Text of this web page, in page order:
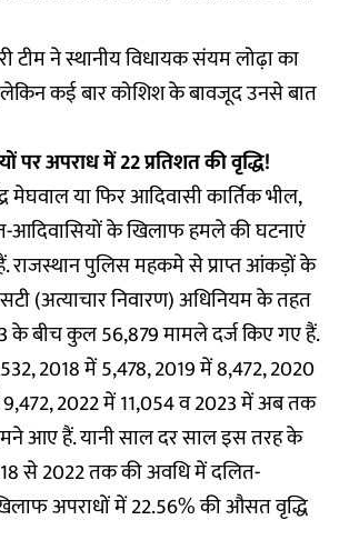
टीम ने स्थानीय विधायक संयम लोढ़ा का
लेकिन कई बार कोशिश के बावजूद उनसे बात
पर अपराध में 22 प्रतिशत की वृद्धि!
मेघवाल या फिर आदिवासी कार्तिक भील,
आदिवासियों के खिलाफ हमले की घटनाएं
राजस्थान पुलिस महकमे से प्राप्त आंकड़ों के
(अत्याचार निवारण) अधिनियम के तहत
के बीच कुल 56,879मामले दर्ज किए गए हैं.
2018 में 5,478, 2019 में 8,472, 2020
9,472, 2022 में 11,054 व 2023 में अब तक
आए हैं. यानी साल दर साल इस तरह के
से 2022 तक की अवधि में दलित-
अपराधों में 22.56% की औसत वृद्धि